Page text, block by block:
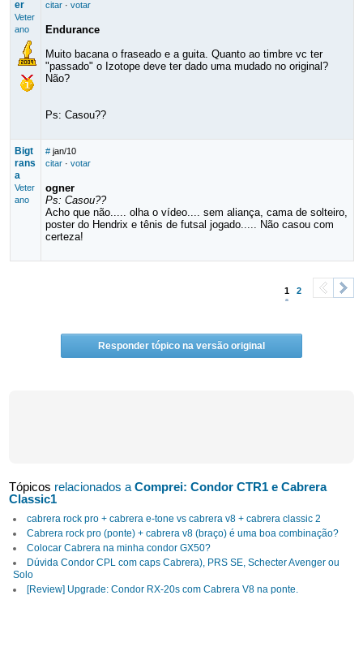
er
Veter
ano
citar· votar
Endurance
Muito bacana o fraseado e a guita. Quanto ao timbre vc ter
"passado" o Izotope deve ter dado uma mudado no original?
Não?
Ps: Casou??
Bigt
rans
a
Veter
ano
# jan/10
citar· votar
ogner
Ps: Casou??
Acho que não..... olha o vídeo.... sem aliança, cama de solteiro,
poster do Hendrix e tênis de futsal jogado..... Não casou com
certeza!
1 2
Responder tópico na versão original
Tópicos relacionados aComprei: Condor CTR1 e Cabrera
Classic1
cabrera rock pro + cabrera e-tone vs cabrera v8 + cabrera classic 2
Cabrera rock pro (ponte) + cabrera v8 (braço) é uma boa combinação?
Colocar Cabrera na minha condor GX50?
Dúvida Condor CPL com caps Cabrera), PRS SE, Schecter Avenger ou
Solo
[Review] Upgrade: Condor RX-20s com Cabrera V8 na ponte.